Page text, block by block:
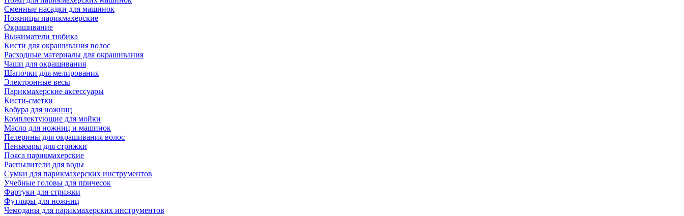
Сменные насадки для машинок
Ножницы парикмахерские
Окрашивание
Выжиматели тюбика
Кисти для окрашивания волос
Расходные материалы для окрашивания
Чаши для окрашивания
Шапочки для мелирования
Электронные весы
Парикмахерские аксессуары
Кисти-сметки
Кобура для ножниц
Комплектующие для мойки
Масло для ножниц и машинок
Пелерины для окрашивания волос
Пеньюары для стрижки
Пояса парикмахерские
Распылители для воды
Сумки для парикмахерских инструментов
Учебные головы для причесок
Фартуки для стрижки
Футляры для ножниц
Чемоданы для парикмахерских инструментов